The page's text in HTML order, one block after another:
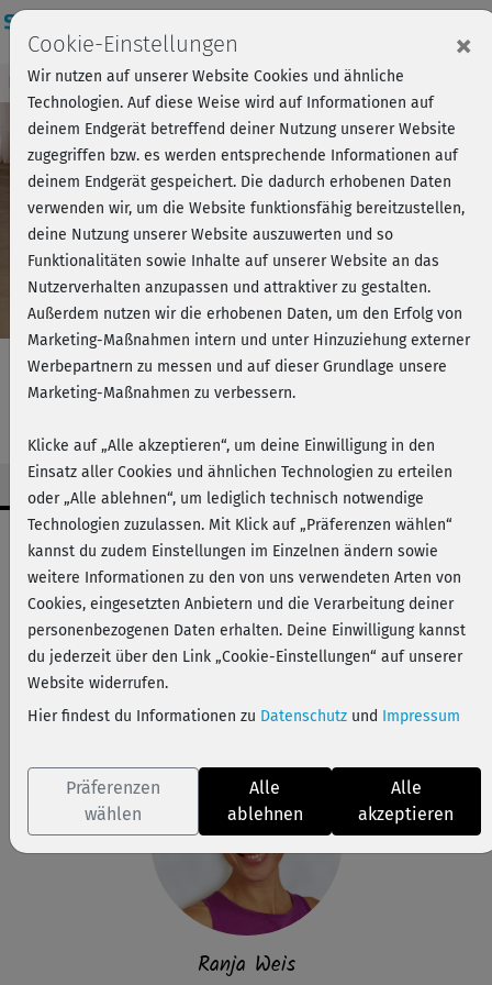
Play
Video
Kursvorschau - Jetzt mitmachen!
Health Yoga - Hormone
Workout-Facts
leicht
22 Min
44 kcal
Ranja Weis
Matte, Decke
Ranja Weis
Cookie-Einstellungen ×
Wir nutzen auf unserer Website Cookies und ähnliche
Technologien. Auf diese Weise wird auf Informationen auf
deinem Endgerät betreffend deiner Nutzung unserer Website
zugegriffen bzw. es werden entsprechende Informationen auf
deinem Endgerät gespeichert. Die dadurch erhobenen Daten
verwenden wir, um die Website funktionsfähig bereitzustellen,
deine Nutzung unserer Website auszuwerten und so
Funktionalitäten sowie Inhalte auf unserer Website an das
Nutzerverhalten anzupassen und attraktiver zu gestalten.
Außerdem nutzen wir die erhobenen Daten, um den Erfolg von
Marketing-Maßnahmen intern und unter Hinzuziehung externer
Werbepartnern zu messen und auf dieser Grundlage unsere
Marketing-Maßnahmen zu verbessern.
Klicke auf „Alle akzeptieren“, um deine Einwilligung in den
Einsatz aller Cookies und ähnlichen Technologien zu erteilen
oder „Alle ablehnen“, um lediglich technisch notwendige
Technologien zuzulassen. Mit Klick auf „Präferenzen wählen“
kannst du zudem Einstellungen im Einzelnen ändern sowie
weitere Informationen zu den von uns verwendeten Arten von
Cookies, eingesetzten Anbietern und die Verarbeitung deiner
personenbezogenen Daten erhalten. Deine Einwilligung kannst
du jederzeit über den Link „Cookie-Einstellungen“ auf unserer
Website widerrufen.
Hier findest du Informationen zu Datenschutz und Impressum
Präferenzen
wählen
Alle
ablehnen
Alle
akzeptieren